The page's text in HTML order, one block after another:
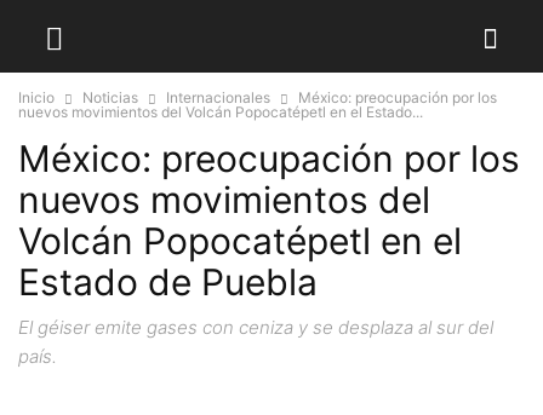
Inicio Noticias Internacionales
México: preocupación por los
nuevos movimientos del Volcán Popocatépetl en el Estado...
México: preocupación por los
nuevos movimientos del
Volcán Popocatépetl en el
Estado de Puebla
El géiser emite gases con ceniza y se desplaza al sur del
país.